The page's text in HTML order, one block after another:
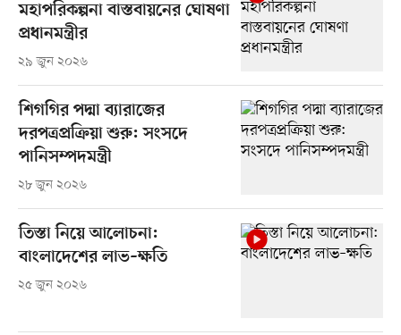
মহাপরিকল্পনা বাস্তবায়নের ঘোষণা
প্রধানমন্ত্রীর
২৯ জুন ২০২৬
শিগগির পদ্মা ব্যারাজের
দরপত্রপ্রক্রিয়া শুরু: সংসদে
পানিসম্পদমন্ত্রী
২৮ জুন ২০২৬
তিস্তা নিয়ে আলোচনা:
বাংলাদেশের লাভ–ক্ষতি
২৫ জুন ২০২৬